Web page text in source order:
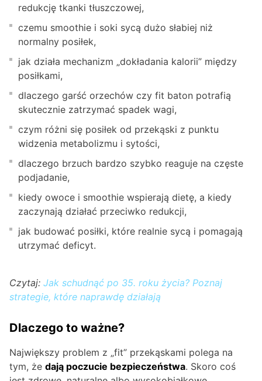
redukcję tkanki tłuszczowej,
czemu smoothie i soki sycą dużo słabiej niż
normalny posiłek,
jak działa mechanizm „dokładania kalorii” między
posiłkami,
dlaczego garść orzechów czy fit baton potrafią
skutecznie zatrzymać spadek wagi,
czym różni się posiłek od przekąski z punktu
widzenia metabolizmu i sytości,
dlaczego brzuch bardzo szybko reaguje na częste
podjadanie,
kiedy owoce i smoothie wspierają dietę, a kiedy
zaczynają działać przeciwko redukcji,
jak budować posiłki, które realnie sycą i pomagają
utrzymać deficyt.
Czytaj: Jak schudnąć po 35. roku życia? Poznaj
strategie, które naprawdę działają
Dlaczego to ważne?
Największy problem z „fit” przekąskami polega na
tym, że dają poczucie bezpieczeństwa. Skoro coś